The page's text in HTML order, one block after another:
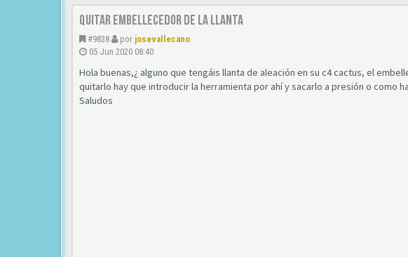
QUITAR EMBELLECEDOR DE LA LLANTA
#9838 por josevallecano
05 Jun 2020 08:40
Hola buenas,¿ alguno que tengáis llanta de aleación en su c4 cactus, el
quitarlo hay que introducir la herramienta por ahí y sacarlo a presión o como
Saludos